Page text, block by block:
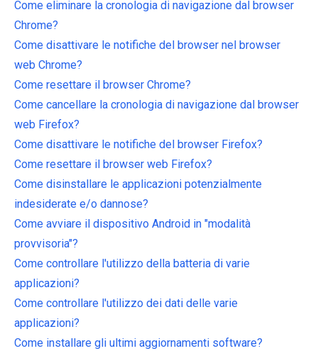
Come eliminare la cronologia di navigazione dal browser
Chrome?
Come disattivare le notifiche del browser nel browser
web Chrome?
Come resettare il browser Chrome?
Come cancellare la cronologia di navigazione dal browser
web Firefox?
Come disattivare le notifiche del browser Firefox?
Come resettare il browser web Firefox?
Come disinstallare le applicazioni potenzialmente
indesiderate e/o dannose?
Come avviare il dispositivo Android in "modalità
provvisoria"?
Come controllare l'utilizzo della batteria di varie
applicazioni?
Come controllare l'utilizzo dei dati delle varie
applicazioni?
Come installare gli ultimi aggiornamenti software?